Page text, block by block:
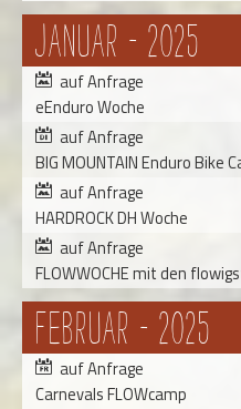
Januar - 2025
auf Anfrage
eEnduro Woche
auf Anfrage
BIG MOUNTAIN Enduro Bike
auf Anfrage
HARDROCK DH Woche
auf Anfrage
FLOWWOCHE mit den
Februar - 2025
auf Anfrage
Carnevals FLOWcamp